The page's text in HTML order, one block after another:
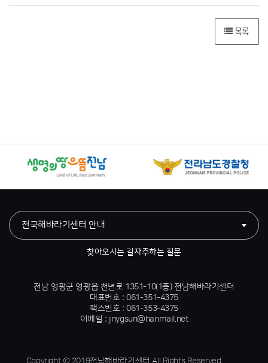
목록
찾아오시는 길자주하는 질문
전국해바라기센터 안내
전남 영광군 영광읍 천년로 1351-10(1층) 전남해바라기센터
대표번호 : 061-351-4375
팩스번호 : 061-353-4375
이메일 : jnygsun@hanmail.net